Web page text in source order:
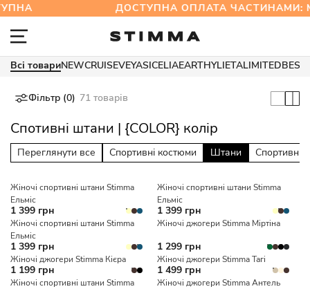
ДОСТУПНА ОПЛАТА
Всі товариNEWCRUISEVEYASICELIAEARTHYLIETALIMITED
Фільтр (0) 71 товарів
Спотивні штани | {COLOR} колір
Переглянути все Спортивні костюми Штани Спортивні
Жіночі спортивні штани Stimma
Ельміс
1 399 грн
Жіночі спортивні штани Stimma
Ельміс
1 399 грн
Жіночі спортивні штани Stimma
Ельміс
1 399 грн
Жіночі джогери Stimma Міртіна
1 299 грн
Жіночі джогери Stimma Кієра
1 199 грн
Жіночі джогери Stimma Тагі
1 499 грн
Жіночі спортивні штани Stimma
Жіночі джогери Stimma Антель